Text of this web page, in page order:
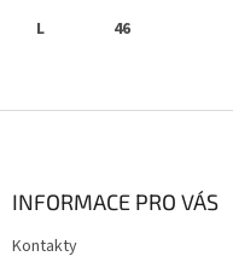
L 46
INFORMACE PRO VÁS
Kontakty